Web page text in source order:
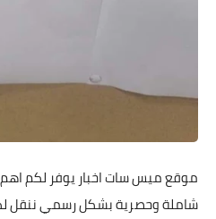
موقع ميس سات اخبار يوفر لكم اهم
شاملة وحصرية بشكل رسمي ننقل